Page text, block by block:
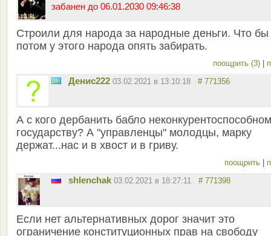
забанен до 06.01.2030 09:46:38
Строили для народа за народные деньги. Что бы
потом у этого народа опять забирать.
поощрить (3) |
Денис222 03.02.2021 в 13:10:18 # 771356
А с кого дербанить бабло
государству? А "управленцы" молодцы, марку
держат...нас и в хвост и в гриву.
поощрить |
shlenchak 03.02.2021 в 18:27:11 # 771398
Если нет альтернативных дорог значит это
ограничение конституционных прав на свободу